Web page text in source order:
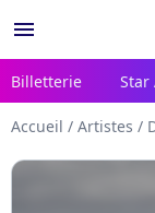
menu
Billetterie Star
Accueil / Artistes /